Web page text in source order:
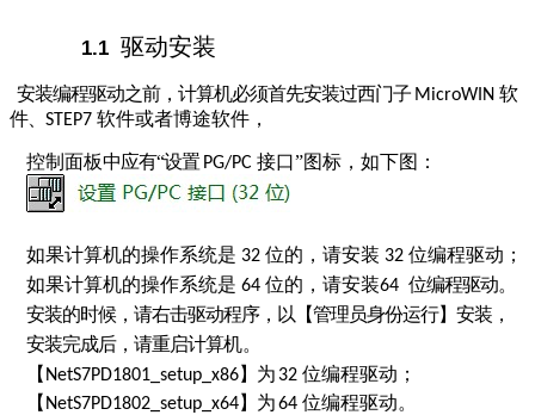
1.1 驱动安装
安装编程驱动之前，计算机必须首先安装过西门子 MicroWIN 软
件、 STEP7 软件或者博途软件，
控制面板中应有“设置 PG/PC 接口”图标，如下图：
如果计算机的操作系统是 32 位的，请安装 32 位编程驱动；
如果计算机的操作系统是 64 位的，请安装64 位编程驱动。
安装的时候，请右击驱动程序，以【管理员身份运行】安装，
安装完成后，请重启计算机。
【 NetS7PD1801_setup_x86】为 32 位编程驱动；
【 NetS7PD1802_setup_x64】为64 位编程驱动。